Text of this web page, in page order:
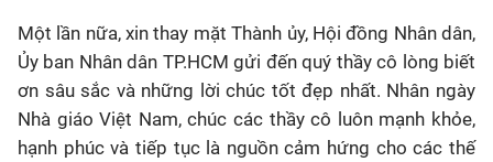
Một lần nữa, xin thay mặt Thành ủy, Hội đồng Nhân dân,
Ủy ban Nhân dân TP.HCM gửi đến quý thầy cô lòng biết
ơn sâu sắc và những lời chúc tốt đẹp nhất. Nhân ngày
Nhà giáo Việt Nam, chúc các thầy cô luôn mạnh khỏe,
hạnh phúc và tiếp tục là nguồn cảm hứng cho các thế